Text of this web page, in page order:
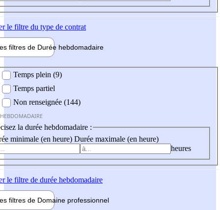
le filtre du type de contrat
filtres de Durée hebdomadaire
Temps plein (9)
Temps partiel
Non renseignée (144)
la durée hebdomadaire :
minimale (en heure) Durée maximale (en heure)
heures
le filtre de durée hebdomadaire
filtres de Domaine professionnel